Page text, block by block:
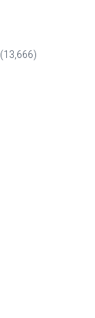
(13,666)